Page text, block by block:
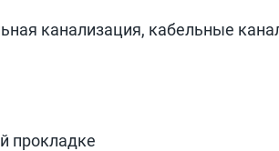
канализация, кабельные
прокладке